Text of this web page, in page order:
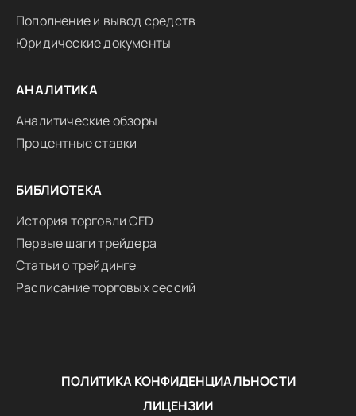
Пополнение и вывод средств
Юридические документы
АНАЛИТИКА
Аналитические обзоры
Процентные ставки
БИБЛИОТЕКА
История торговли CFD
Первые шаги трейдера
Статьи о трейдинге
Расписание торговых сессий
ПОЛИТИКА КОНФИДЕНЦИАЛЬНОСТИ
ЛИЦЕНЗИИ